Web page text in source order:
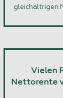
gleichaltrigen
Vielen
Nettorente